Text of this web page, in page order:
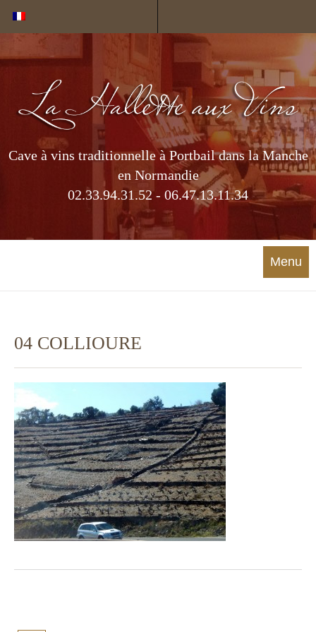
Cave à vins traditionnelle à Portbail dans la Manche
en Normandie
02.33.94.31.52 - 06.47.13.11.34
Menu
04 COLLIOURE
Cookies management panel